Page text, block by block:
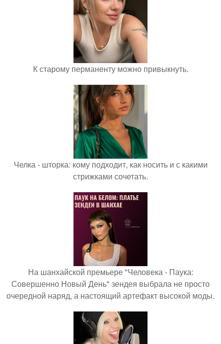
К старому перманенту можно привыкнуть.
Челка - шторка: кому подходит, как носить и с какими
стрижками сочетать.
На шанхайской премьере "Человека - Паука:
Совершенно Новый День" зендея выбрала не просто
очередной наряд, а настоящий артефакт высокой моды.